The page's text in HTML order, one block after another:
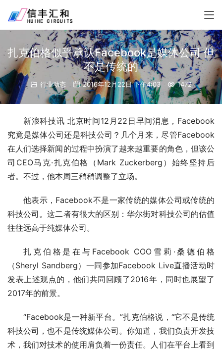
扎克伯格似乎承认Facebook是媒体公司 但
不是传统的
行业动态 2016年12月22日 下午4:03 1472
新浪科技讯 北京时间12月22日早间消息，Facebook
究竟是媒体公司还是科技公司？几个月来，尽管Facebook
在人们选择新闻的过程中扮演了越来越重要的角色，但该公
司CEO马克·扎克伯格（Mark Zuckerberg）始终坚持后
者。不过，他本周三稍稍调整了立场。
他表示，Facebook不是一家传统的媒体公司或传统的
科技公司。这二者有很大的区别：华尔街对科技公司的估值
往往远高于纯媒体公司。
扎克伯格是在与Facebook COO雪莉·桑德伯格
（Sheryl Sandberg）一同参加Facebook Live直播活动时
发表上述观点的，他们共同回顾了2016年，同时也展望了
2017年的前景。
“Facebook是一种新平台。”扎克伯格说，“它不是传统
科技公司，也不是传统媒体公司。你知道，我们负责开发技
术，我们对技术的使用肩负着一份责任。人们在平台上看到